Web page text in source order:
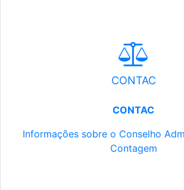
CONTAC
CONTAC
Informações sobre o Conselho
Contagem